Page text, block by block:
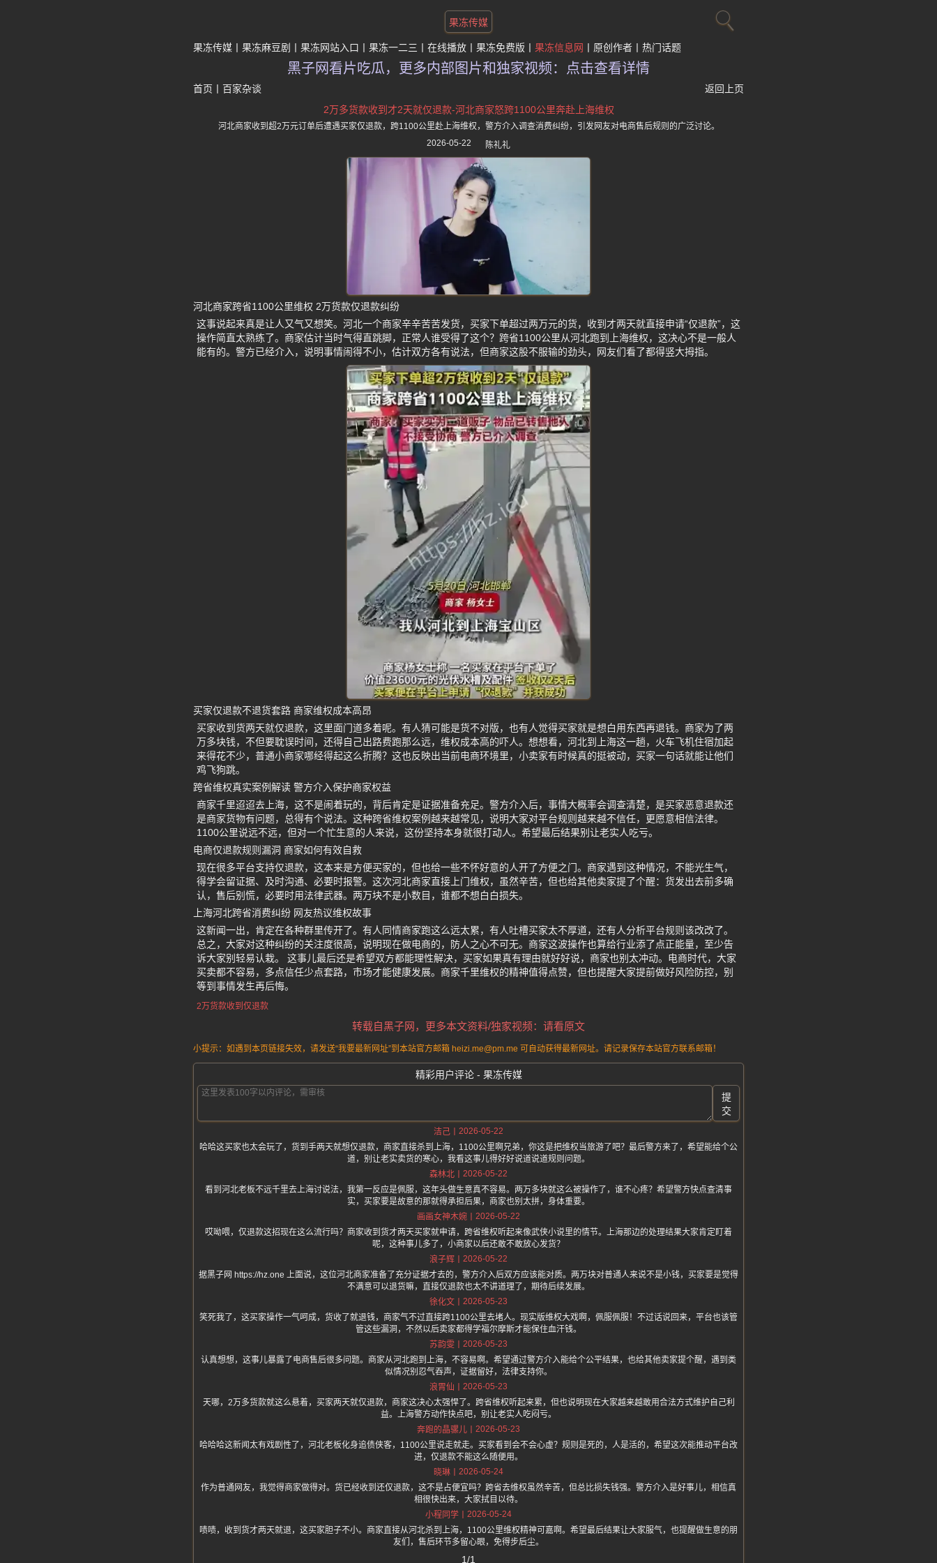
果冻传媒
果冻传媒 果冻麻豆剧 果冻网站入口 果冻一二三 在线播放 果冻免费版 果冻信息网 原创作者 热门话题
黑子网看片吃瓜，更多内部图片和独家视频：点击查看详情
首页 百家杂谈
返回上页
2万多货款收到才2天就仅退款-河北商家怒跨1100公里奔赴上海维权
河北商家收到超2万元订单后遭遇买家仅退款，跨1100公里赴上海维权，警方介入调查消费纠纷，引发网友对电商售后规则的广泛讨论。
2026-05-22
陈礼礼
河北商家跨省1100公里维权 2万货款仅退款纠纷
这事说起来真是让人又气又想笑。河北一个商家辛辛苦苦发货，买家下单超过两万元的货，收到才两天就直接申请“仅退款”，这
操作简直太熟练了。商家估计当时气得直跳脚，正常人谁受得了这个？跨省1100公里从河北跑到上海维权，这决心不是一般人
能有的。警方已经介入，说明事情闹得不小，估计双方各有说法，但商家这股不服输的劲头，网友们看了都得竖大拇指。
买家仅退款不退货套路 商家维权成本高昂
买家收到货两天就仅退款，这里面门道多着呢。有人猜可能是货不对版，也有人觉得买家就是想白用东西再退钱。商家为了两
万多块钱，不但要耽误时间，还得自己出路费跑那么远，维权成本高的吓人。想想看，河北到上海这一趟，火车飞机住宿加起
来得花不少，普通小商家哪经得起这么折腾？这也反映出当前电商环境里，小卖家有时候真的挺被动，买家一句话就能让他们
鸡飞狗跳。
跨省维权真实案例解读 警方介入保护商家权益
商家千里迢迢去上海，这不是闹着玩的，背后肯定是证据准备充足。警方介入后，事情大概率会调查清楚，是买家恶意退款还
是商家货物有问题，总得有个说法。这种跨省维权案例越来越常见，说明大家对平台规则越来越不信任，更愿意相信法律。
1100公里说远不远，但对一个忙生意的人来说，这份坚持本身就很打动人。希望最后结果别让老实人吃亏。
电商仅退款规则漏洞 商家如何有效自救
现在很多平台支持仅退款，这本来是方便买家的，但也给一些不怀好意的人开了方便之门。商家遇到这种情况，不能光生气，
得学会留证据、及时沟通、必要时报警。这次河北商家直接上门维权，虽然辛苦，但也给其他卖家提了个醒：货发出去前多确
认，售后别慌，必要时用法律武器。两万块不是小数目，谁都不想白白损失。
上海河北跨省消费纠纷 网友热议维权故事
这新闻一出，肯定在各种群里传开了。有人同情商家跑这么远太累，有人吐槽买家太不厚道，还有人分析平台规则该改改了。
总之，大家对这种纠纷的关注度很高，说明现在做电商的，防人之心不可无。商家这波操作也算给行业添了点正能量，至少告
诉大家别轻易认栽。 这事儿最后还是希望双方都能理性解决，买家如果真有理由就好好说，商家也别太冲动。电商时代，大家
买卖都不容易，多点信任少点套路，市场才能健康发展。商家千里维权的精神值得点赞，但也提醒大家提前做好风险防控，别
等到事情发生再后悔。
2万货款收到仅退款
转载自黑子网，更多本文资料/独家视频：请看原文
小提示：如遇到本页链接失效，请发送“我要最新网址”到本站官方邮箱 heizi.me@pm.me 可自动获得最新网址。请记录保存本站官方联系邮箱！
精彩用户评论 - 果冻传媒
提
交
洁己
2026-05-22
哈哈这买家也太会玩了，货到手两天就想仅退款，商家直接杀到上海，1100公里啊兄弟，你这是把维权当旅游了吧？最后警方来了，希望能给个公
道，别让老实卖货的寒心，我看这事儿得好好说道说道规则问题。
森林北
2026-05-22
看到河北老板不远千里去上海讨说法，我第一反应是佩服，这年头做生意真不容易。两万多块就这么被操作了，谁不心疼？希望警方快点查清事
实，买家要是故意的那就得承担后果，商家也别太拼，身体重要。
画画女神木婉
2026-05-22
哎呦喂，仅退款这招现在这么流行吗？商家收到货才两天买家就申请，跨省维权听起来像武侠小说里的情节。上海那边的处理结果大家肯定盯着
呢，这种事儿多了，小商家以后还敢不敢放心发货？
浪子辉
2026-05-22
据黑子网 https://hz.one 上面说，这位河北商家准备了充分证据才去的，警方介入后双方应该能对质。两万块对普通人来说不是小钱，买家要是觉得
不满意可以退货嘛，直接仅退款也太不讲道理了，期待后续发展。
徐化文
2026-05-23
笑死我了，这买家操作一气呵成，货收了就退钱，商家气不过直接跨1100公里去堵人。现实版维权大戏啊，佩服佩服！不过话说回来，平台也该管
管这些漏洞，不然以后卖家都得学福尔摩斯才能保住血汗钱。
苏韵雯
2026-05-23
认真想想，这事儿暴露了电商售后很多问题。商家从河北跑到上海，不容易啊。希望通过警方介入能给个公平结果，也给其他卖家提个醒，遇到类
似情况别忍气吞声，证据留好，法律支持你。
浪胃仙
2026-05-23
天哪，2万多货款就这么悬着，买家两天就仅退款，商家这决心太强悍了。跨省维权听起来累，但也说明现在大家越来越敢用合法方式维护自己利
益。上海警方动作快点吧，别让老实人吃闷亏。
奔跑的晶骡儿
2026-05-23
哈哈哈这新闻太有戏剧性了，河北老板化身追债侠客，1100公里说走就走。买家看到会不会心虚？规则是死的，人是活的，希望这次能推动平台改
进，仅退款不能这么随便用。
晓琳
2026-05-24
作为普通网友，我觉得商家做得对。货已经收到还仅退款，这不是占便宜吗？跨省去维权虽然辛苦，但总比损失钱强。警方介入是好事儿，相信真
相很快出来，大家拭目以待。
小程同学
2026-05-24
啧啧，收到货才两天就退，这买家胆子不小。商家直接从河北杀到上海，1100公里维权精神可嘉啊。希望最后结果让大家服气，也提醒做生意的朋
友们，售后环节多留心眼，免得步后尘。
1/1